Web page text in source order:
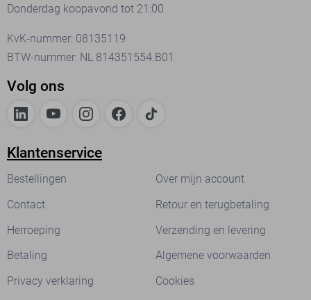
Donderdag koopavond tot 21:00
KvK-nummer: 08135119
BTW-nummer: NL 814351554.B01
Volg ons
Klantenservice
Bestellingen
Over mijn account
Contact
Retour en terugbetaling
Herroeping
Verzending en levering
Betaling
Algemene voorwaarden
Privacy verklaring
Cookies